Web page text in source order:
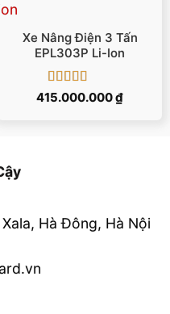
Xe Nâng Điện 3 Tấn
EPL303P Li-Ion
Được xếp
415.000.000₫
Hà Đông, Hà Nội